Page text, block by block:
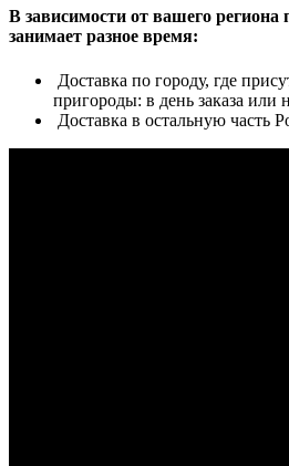
В зависимости от вашего региона
занимает разное время:
Доставка по городу, где
пригороды: в день заказа или
Доставка в остальную часть